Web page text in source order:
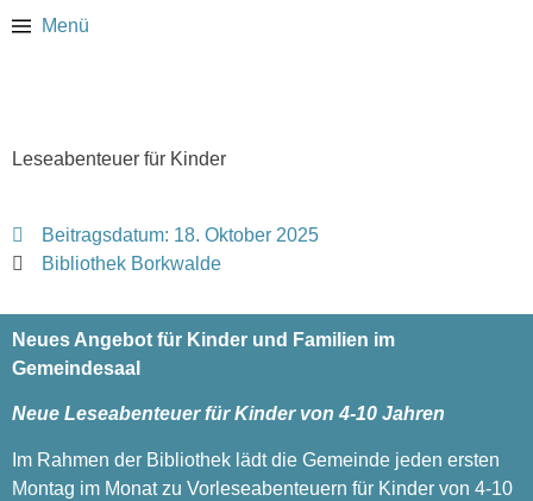
Menü
Leseabenteuer für Kinder
Beitragsdatum: 18. Oktober 2025
Bibliothek Borkwalde
Neues Angebot für Kinder und Familien im
Gemeindesaal
Neue Leseabenteuer für Kinder von 4-10 Jahren
Im Rahmen der Bibliothek lädt die Gemeinde jeden ersten
Montag im Monat zu Vorleseabenteuern für Kinder von 4-10